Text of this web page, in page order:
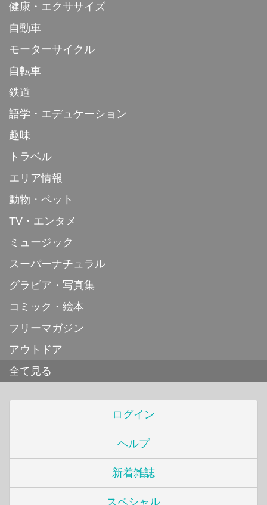
健康・エクササイズ
自動車
モーターサイクル
自転車
鉄道
語学・エデュケーション
趣味
トラベル
エリア情報
動物・ペット
TV・エンタメ
ミュージック
スーパーナチュラル
グラビア・写真集
コミック・絵本
フリーマガジン
アウトドア
全て見る
ログイン
ヘルプ
新着雑誌
スペシャル